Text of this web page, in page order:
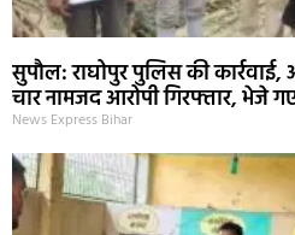
सुपौल: राघोपुर पुलिस की
चार नामजद आरोपी गिरफ्तार, भेजे
News Express Bihar